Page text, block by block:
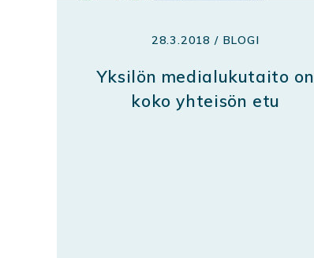
28.3.2018 / BLOGI
Yksilön medialukutaito on
koko yhteisön etu